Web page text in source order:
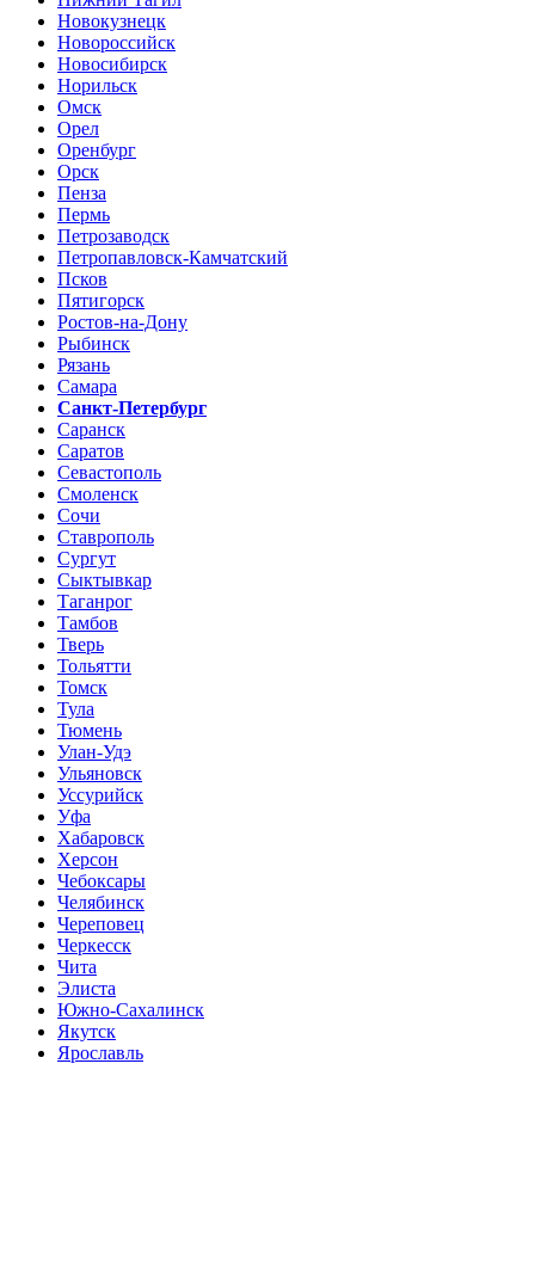
Новокузнецк
Новороссийск
Новосибирск
Норильск
Омск
Орел
Оренбург
Орск
Пенза
Пермь
Петрозаводск
Петропавловск-Камчатский
Псков
Пятигорск
Ростов-на-Дону
Рыбинск
Рязань
Самара
Санкт-Петербург
Саранск
Саратов
Севастополь
Смоленск
Сочи
Ставрополь
Сургут
Сыктывкар
Таганрог
Тамбов
Тверь
Тольятти
Томск
Тула
Тюмень
Улан-Удэ
Ульяновск
Уссурийск
Уфа
Хабаровск
Херсон
Чебоксары
Челябинск
Череповец
Черкесск
Чита
Элиста
Южно-Сахалинск
Якутск
Ярославль